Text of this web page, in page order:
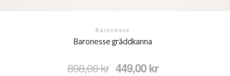
Baronesse
Baronesse gräddkanna
898,00kr Det
449,00krDet